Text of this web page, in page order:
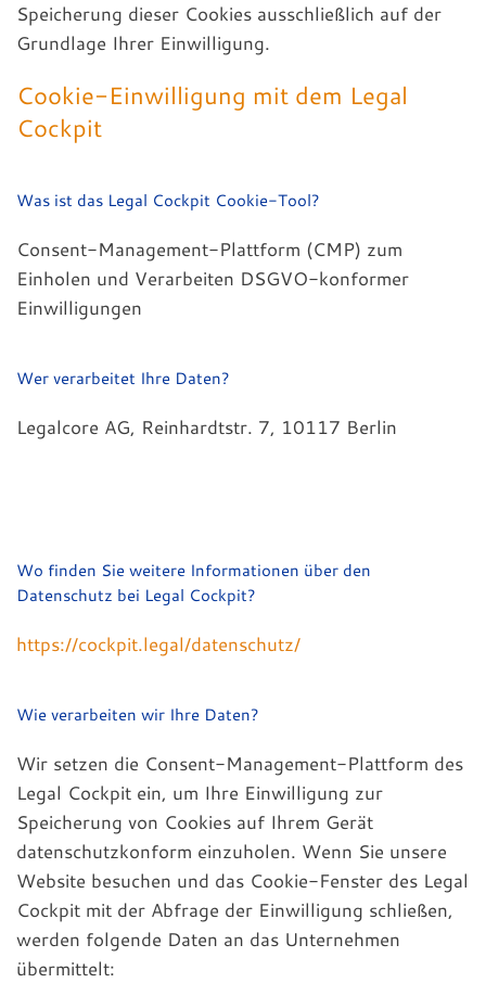
Speicherung dieser Cookies ausschließlich auf der
Grundlage Ihrer Einwilligung.
Cookie-Einwilligung mit dem Legal
Cockpit
Was ist das Legal Cockpit Cookie-Tool?
Consent-Management-Plattform (CMP) zum
Einholen und Verarbeiten DSGVO-konformer
Einwilligungen
Wer verarbeitet Ihre Daten?
Legalcore AG, Reinhardtstr. 7, 10117 Berlin
Wo finden Sie weitere Informationen über den
Datenschutz bei Legal Cockpit?
https://cockpit.legal/datenschutz/
Wie verarbeiten wir Ihre Daten?
Wir setzen die Consent-Management-Plattform des
Legal Cockpit ein, um Ihre Einwilligung zur
Speicherung von Cookies auf Ihrem Gerät
datenschutzkonform einzuholen. Wenn Sie unsere
Website besuchen und das Cookie-Fenster des Legal
Cockpit mit der Abfrage der Einwilligung schließen,
werden folgende Daten an das Unternehmen
übermittelt: